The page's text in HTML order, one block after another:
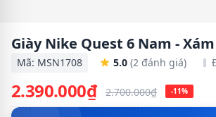
Giày Nike Quest 6 Nam -
Mã: MSN1708 5.0 (2 đánh giá)
2.390.000₫ 2.700.000₫ -11%